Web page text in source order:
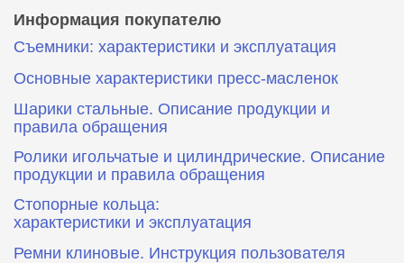
Информация покупателю
Съемники: характеристики и эксплуатация
Основные характеристики пресс‑масленок
Шарики стальные. Описание продукции и
правила обращения
Ролики игольчатые и цилиндрические. Описание
продукции и правила обращения
Стопорные кольца:
характеристики и эксплуатация
Ремни клиновые. Инструкция пользователя